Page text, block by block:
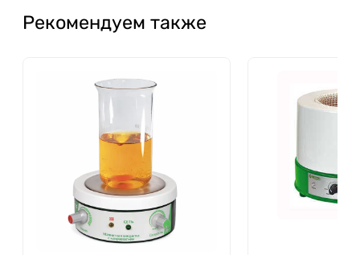
Рекомендуем также